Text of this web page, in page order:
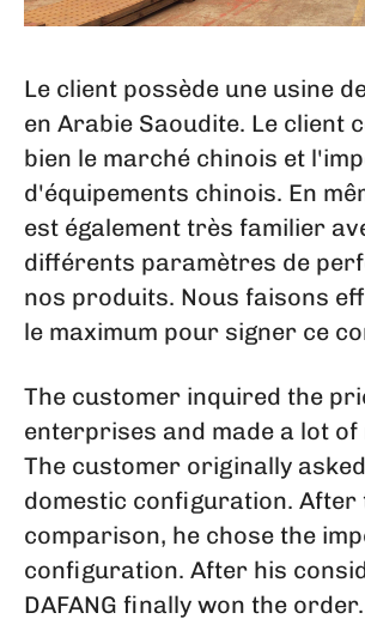
Le client possède une usine
en Arabie Saoudite. Le client
bien le marché chinois et
d'équipements chinois. En
est également très familier
différents paramètres de
nos produits. Nous faisons
le maximum pour signer ce
The customer inquired the
enterprises and made a lot
The customer originally
domestic configuration. After
comparison, he chose the
configuration. After his
DAFANG finally won the order.